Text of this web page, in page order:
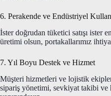
6. Perakende ve Endüstriyel
İster doğrudan tüketici satışı ister
üretimi olsun, portakallarımız
7. Yıl Boyu Destek ve Hizmet
Müşteri hizmetleri ve lojistik
sipariş yönetimi, sevkiyat takibi ve